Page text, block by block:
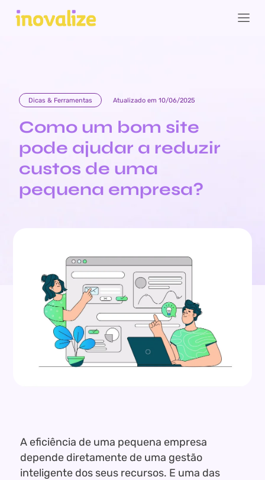
Dicas & Ferramentas Atualizado em 10/06/2025
Como um bom site
pode ajudar a reduzir
custos de uma
pequena empresa?
A eficiência de uma pequena empresa
depende diretamente de uma gestão
inteligente dos seus recursos. E uma das